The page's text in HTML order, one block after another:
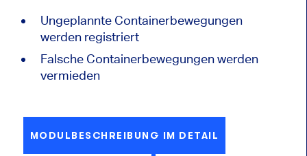
Ungeplannte Containerbewegungen
werden registriert
Falsche Containerbewegungen werden
vermieden
MODULBESCHREIBUNG IM DETAIL